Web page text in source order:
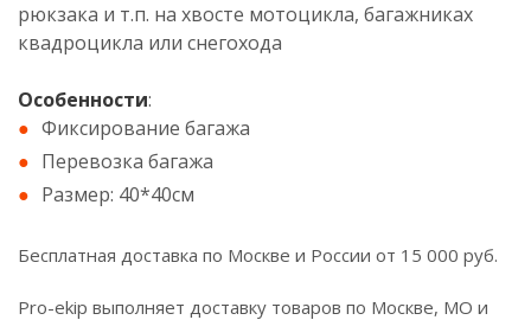
рюкзака и т.п. на хвосте мотоцикла, багажниках
квадроцикла или снегохода
Особенности:
Фиксирование багажа
Перевозка багажа
Размер: 40*40см
Бесплатная доставка по Москве и России от 15 000 руб.
Pro-ekip выполняет доставку товаров по Москве, МО и